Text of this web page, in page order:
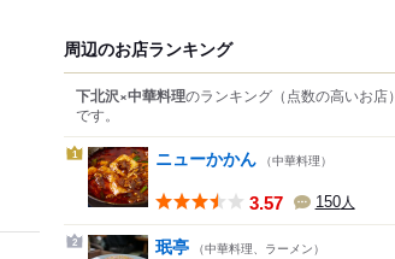
周辺のお店ランキング
下北沢×中華料理のランキング （点数の高いお店）
です。
1 ニューかかん （中華料理）
3.57 150人
2 珉亭 （中華料理、ラーメン）